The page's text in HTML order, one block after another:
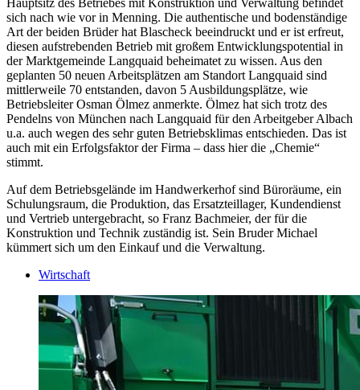
Hauptsitz des Betriebes mit Konstruktion und Verwaltung befindet
sich nach wie vor in Menning. Die authentische und bodenständige
Art der beiden Brüder hat Blascheck beeindruckt und er ist erfreut,
diesen aufstrebenden Betrieb mit großem Entwicklungspotential in
der Marktgemeinde Langquaid beheimatet zu wissen. Aus den
geplanten 50 neuen Arbeitsplätzen am Standort Langquaid sind
mittlerweile 70 entstanden, davon 5 Ausbildungsplätze, wie
Betriebsleiter Osman Ölmez anmerkte. Ölmez hat sich trotz des
Pendelns von München nach Langquaid für den Arbeitgeber Albach
u.a. auch wegen des sehr guten Betriebsklimas entschieden. Das ist
auch mit ein Erfolgsfaktor der Firma – dass hier die „Chemie“
stimmt.
Auf dem Betriebsgelände im Handwerkerhof sind Büroräume, ein
Schulungsraum, die Produktion, das Ersatzteillager, Kundendienst
und Vertrieb untergebracht, so Franz Bachmeier, der für die
Konstruktion und Technik zuständig ist. Sein Bruder Michael
kümmert sich um den Einkauf und die Verwaltung.
Wirtschaft